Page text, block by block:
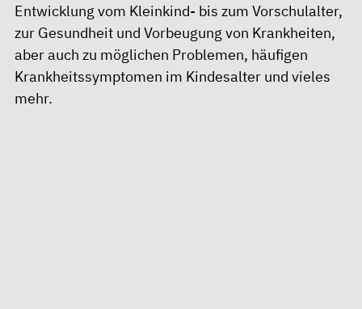
Entwicklung vom Kleinkind- bis zum Vorschulalter,
zur Gesundheit und Vorbeugung von Krankheiten,
aber auch zu möglichen Problemen, häufigen
Krankheitssymptomen im Kindesalter und vieles
mehr.